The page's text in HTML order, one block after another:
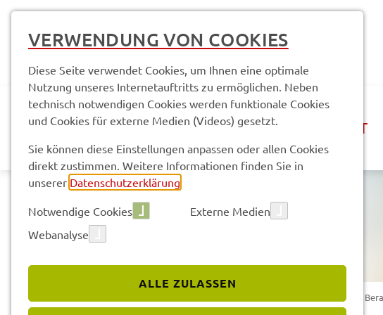
AKTUELLES LANDRATSAMT
Sozia­le Wohn­raum­för­de­rung;
VERWENDUNG VON COOKIES
Diese Seite verwendet Cookies, um Ihnen eine optimale
Nutzung unseres Internetauftritts zu ermöglichen. Neben
technisch notwendigen Cookies werden funktionale Cookies
und Cookies für externe Medien (Videos) gesetzt.
Sie können diese Einstellungen anpassen oder allen Cookies
direkt zustimmen. Weitere Informationen finden Sie in
unserer Datenschutzerklärung
Notwendige Cookies
Externe Medien
Webanalyse
ALLE ZULASSEN